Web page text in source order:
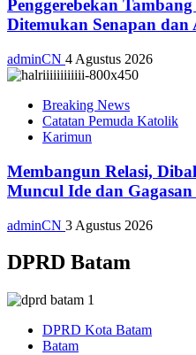
Penggerebekan
Ditemukan Senapan dan
adminCN 4 Agustus 2026
Breaking News
Catatan Pemuda Katolik
Karimun
Membangun Relasi,
Muncul Ide dan
adminCN 3 Agustus 2026
DPRD Batam
DPRD Kota Batam
Batam